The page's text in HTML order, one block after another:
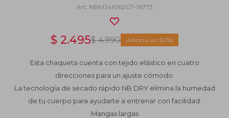
NBMJ41062GT-16773
$ 2.495$ 4.990 50
Esta chaqueta cuenta con tejido elástico en cuatro
direcciones para un ajuste cómodo.
La tecnología de secado rápido NB DRY elimina la humedad
de tu cuerpo para ayudarte a entrenar con facilidad.
Mangas largas